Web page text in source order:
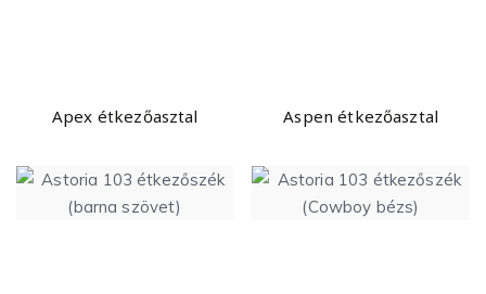
Apex étkezőasztal Aspen étkezőasztal